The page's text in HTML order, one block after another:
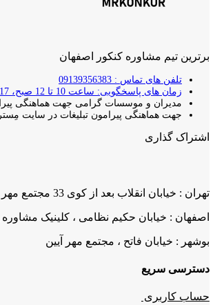
برترین تیم مشاوره کنکور اصفهان
تلفن های تماس : 09139356383
زمان های پاسخگویی: ساعت 10 تا 12 صبح، 17 تا 19 عصر در صورت عدم پاسخ دهی با شما تماس گرفته خواهد شد.
مدیران و موسسات گرامی جهت هماهنگی
جهت هماهنگی پیرامون تبلیغات در سایت مِستر
اشتراک گذاری
تهران : خیابان انقلاب بعد از کوی 33 مجتمع مهر
اصفهان : خیابان حکیم نظامی ، کلینیک مشاوره
بوشهر : خیابان فاتح ، مجتمع مهر آیین
دسترسی سریع
حساب کاربری